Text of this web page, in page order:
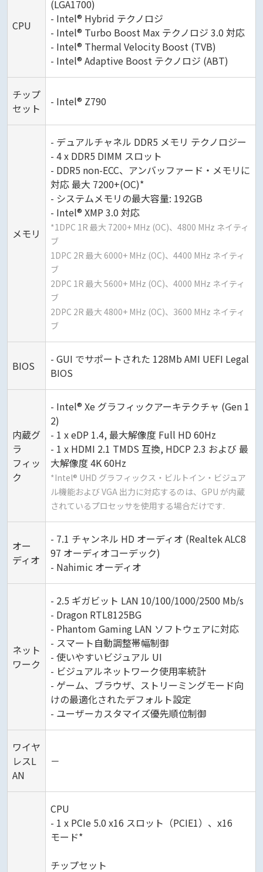
CPU
(LGA1700)
- Intel® Hybrid テクノロジ
- Intel® Turbo Boost Max テクノロジ 3.0 対応
- Intel® Thermal Velocity Boost (TVB)
- Intel® Adaptive Boost テクノロジ (ABT)
チップ
セット
- Intel® Z790
メモリ
- デュアルチャネル DDR5 メモリ テクノロジー
- 4 x DDR5 DIMM スロット
- DDR5 non-ECC、アンバッファード・メモリに
対応 最大 7200+(OC)*
- システムメモリの最大容量: 192GB
- Intel® XMP 3.0 対応
*1DPC 1R 最大 7200+ MHz (OC)、4800 MHz ネイティ
ブ
1DPC 2R 最大 6000+ MHz (OC)、4400 MHz ネイティ
ブ
2DPC 1R 最大 5600+ MHz (OC)、4000 MHz ネイティ
ブ
2DPC 2R 最大 4800+ MHz (OC)、3600 MHz ネイティ
ブ
BIOS
- GUI でサポートされた 128Mb AMI UEFI Legal
BIOS
内蔵グ
ラ
フィッ
ク
- Intel® Xe グラフィックアーキテクチャ (Gen 1
2)
- 1 x eDP 1.4, 最大解像度 Full HD 60Hz
- 1 x HDMI 2.1 TMDS 互換, HDCP 2.3 および 最
大解像度 4K 60Hz
*Intel® UHD グラフィックス・ビルトイン・ビジュア
ル機能および VGA 出力に対応するのは、GPU が内蔵
されているプロセッサを使用する場合だけです.
オー
ディオ
- 7.1 チャンネル HD オーディオ (Realtek ALC8
97 オーディオコーデック)
- Nahimic オーディオ
ネット
ワーク
- 2.5 ギガビット LAN 10/100/1000/2500 Mb/s
- Dragon RTL8125BG
- Phantom Gaming LAN ソフトウェアに対応
- スマート自動調整帯幅制御
- 使いやすいビジュアル UI
- ビジュアルネットワーク使用率統計
- ゲーム、ブラウザ、ストリーミングモード向
けの最適化されたデフォルト設定
- ユーザーカスタマイズ優先順位制御
ワイヤ
レスL
AN
－
CPU
- 1 x PCIe 5.0 x16 スロット（PCIE1）、x16
モード*
チップセット